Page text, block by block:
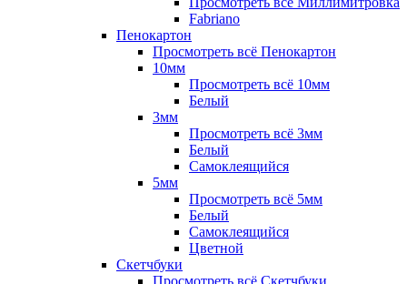
Fabriano
Пенокартон
Просмотреть всё Пенокартон
10мм
Просмотреть всё 10мм
Белый
3мм
Просмотреть всё 3мм
Белый
Самоклеящийся
5мм
Просмотреть всё 5мм
Белый
Самоклеящийся
Цветной
Скетчбуки
Просмотреть всё Скетчбуки